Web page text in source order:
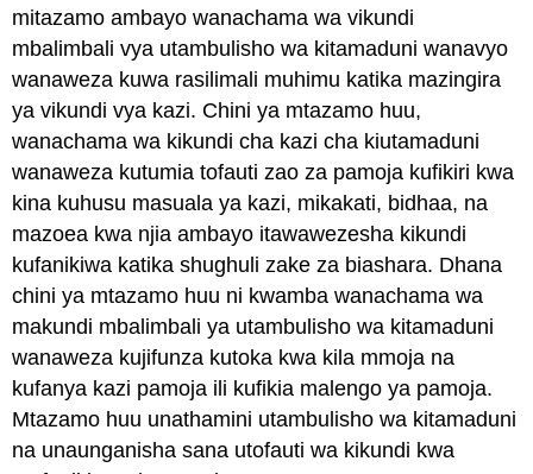
mitazamo ambayo wanachama wa vikundi
mbalimbali vya utambulisho wa kitamaduni wanavyo
wanaweza kuwa rasilimali muhimu katika mazingira
ya vikundi vya kazi. Chini ya mtazamo huu,
wanachama wa kikundi cha kazi cha kiutamaduni
wanaweza kutumia tofauti zao za pamoja kufikiri kwa
kina kuhusu masuala ya kazi, mikakati, bidhaa, na
mazoea kwa njia ambayo itawawezesha kikundi
kufanikiwa katika shughuli zake za biashara. Dhana
chini ya mtazamo huu ni kwamba wanachama wa
makundi mbalimbali ya utambulisho wa kitamaduni
wanaweza kujifunza kutoka kwa kila mmoja na
kufanya kazi pamoja ili kufikia malengo ya pamoja.
Mtazamo huu unathamini utambulisho wa kitamaduni
na unaunganisha sana utofauti wa kikundi kwa